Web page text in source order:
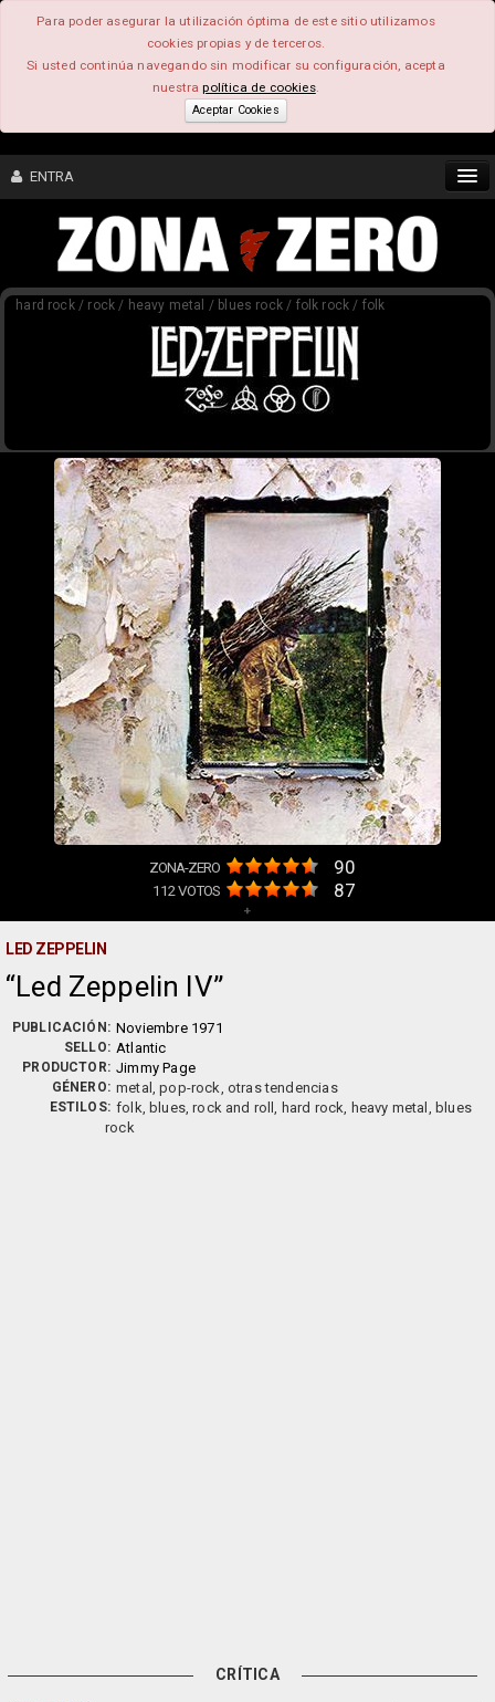
Para poder asegurar la utilización óptima de este sitio utilizamos
cookies propias y de terceros.
Si usted continúa navegando sin modificar su configuración, acepta
nuestrapolítica de cookies.
Aceptar Cookies
ENTRA
CONTENIDO
hard rock / rock / heavy metal / blues rock / folk rock / folk
ZONA-ZERO 90
112VOTOS 87
+
LED ZEPPELIN
Led Zeppelin IV
PUBLICACIÓN: Noviembre 1971
SELLO: Atlantic
PRODUCTOR: Jimmy Page
GÉNERO: metal, pop-rock, otras tendencias
ESTILOS: folk, blues, rock and roll, hard rock, heavy metal, blues
rock
CRÍTICA